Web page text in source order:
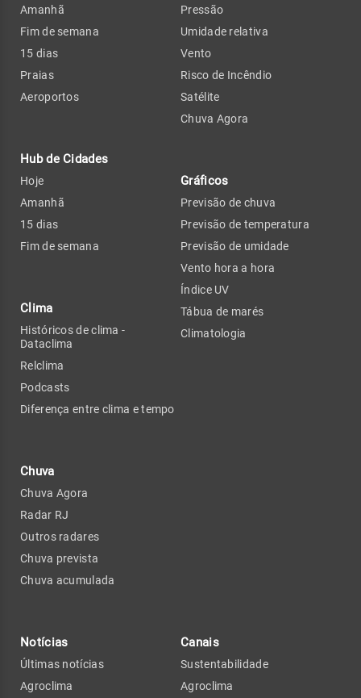
Amanhã
Fim de semana
15 dias
Praias
Aeroportos
Hub de Cidades
Hoje
Amanhã
15 dias
Fim de semana
Clima
Históricos de clima -
Dataclima
Relclima
Podcasts
Diferença entre clima e tempo
Chuva
Chuva Agora
Radar RJ
Outros radares
Chuva prevista
Chuva acumulada
Pressão
Umidade relativa
Vento
Risco de Incêndio
Satélite
Chuva Agora
Gráficos
Previsão de chuva
Previsão de temperatura
Previsão de umidade
Vento hora a hora
Índice UV
Tábua de marés
Climatologia
Notícias
Últimas notícias
Agroclima
Canais
Sustentabilidade
Agroclima